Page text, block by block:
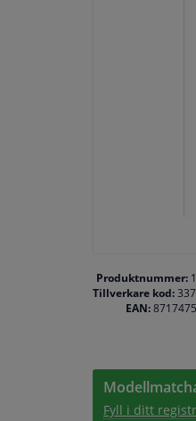
Produktnummer:
Tillverkare kod:
EAN:
Fyll i ditt